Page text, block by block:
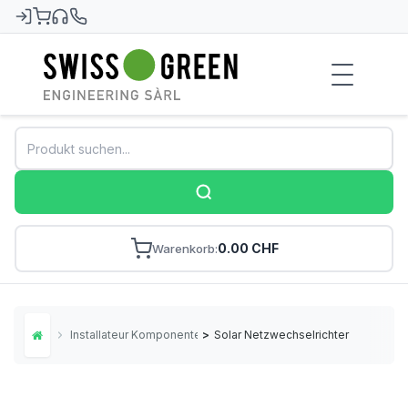
Swiss-Green
Warenkorb 0.00 CHF
Home Installateur Komponenten> Solar Netzwechselrichter